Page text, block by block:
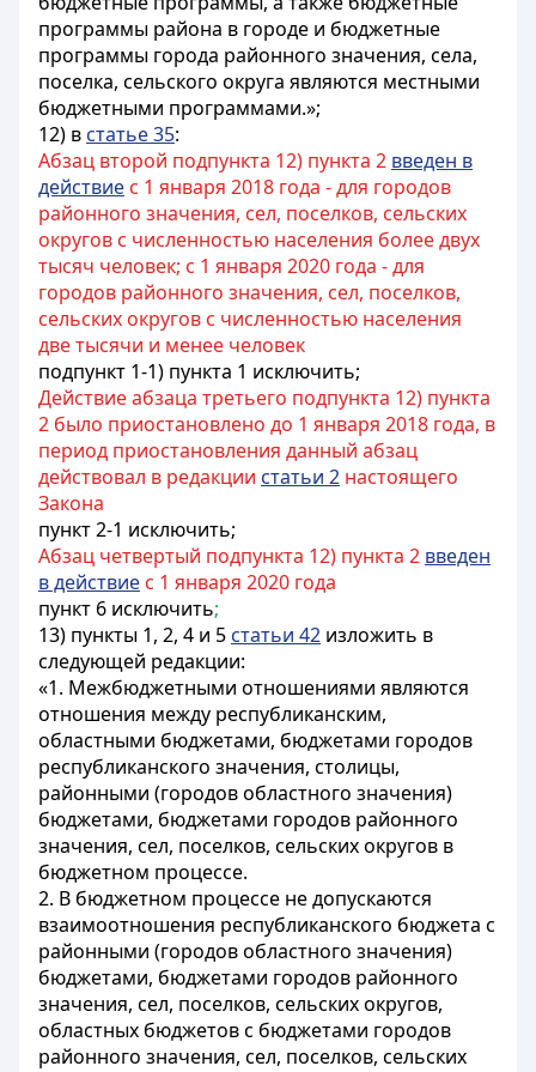
программы района в городе и бюджетные
программы города районного значения, села,
поселка, сельского округа являются местными
бюджетными программами.»;
12) в статье 35:
Абзац второй подпункта 12) пункта 2 введен в
действие с 1 января 2018 года - для городов
районного значения, сел, поселков, сельских
округов с численностью населения более двух
тысяч человек; с 1 января 2020 года - для
городов районного значения, сел, поселков,
сельских округов с численностью населения
две тысячи и менее человек
подпункт 1-1) пункта 1 исключить;
Действие абзаца третьего подпункта 12) пункта
2 было приостановлено до 1 января 2018 года, в
период приостановления данный абзац
действовал в редакции статьи 2 настоящего
Закона
пункт 2-1 исключить;
Абзац четвертый подпункта 12) пункта 2 введен
в действие с 1 января 2020 года
пункт 6 исключить;
13) пункты 1, 2, 4 и 5 статьи 42 изложить в
следующей редакции:
«1. Межбюджетными отношениями являются
отношения между республиканским,
областными бюджетами, бюджетами городов
республиканского значения, столицы,
районными (городов областного значения)
бюджетами, бюджетами городов районного
значения, сел, поселков, сельских округов в
бюджетном процессе.
2. В бюджетном процессе не допускаются
взаимоотношения республиканского бюджета с
районными (городов областного значения)
бюджетами, бюджетами городов районного
значения, сел, поселков, сельских округов,
областных бюджетов с бюджетами городов
районного значения, сел, поселков, сельских